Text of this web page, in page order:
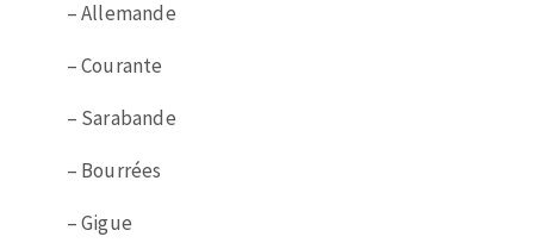
– Allemande
– Courante
– Sarabande
– Bourrées
– Gigue